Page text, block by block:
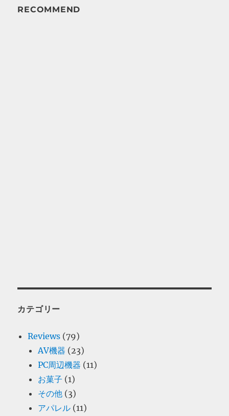
RECOMMEND
カテゴリー
Reviews (79)
AV機器 (23)
PC周辺機器 (11)
お菓子 (1)
その他 (3)
アパレル (11)